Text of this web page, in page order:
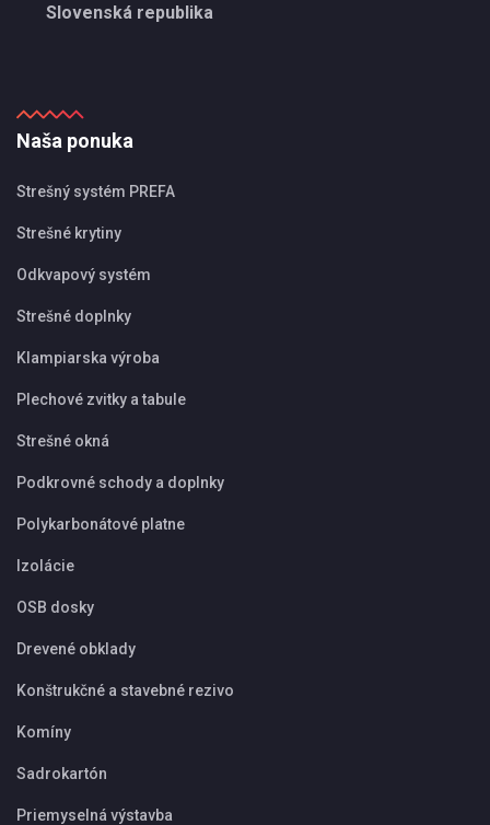
Slovenská republika
Naša ponuka
Strešný systém PREFA
Strešné krytiny
Odkvapový systém
Strešné doplnky
Klampiarska výroba
Plechové zvitky a tabule
Strešné okná
Podkrovné schody a doplnky
Polykarbonátové platne
Izolácie
OSB dosky
Drevené obklady
Konštrukčné a stavebné rezivo
Komíny
Sadrokartón
Priemyselná výstavba